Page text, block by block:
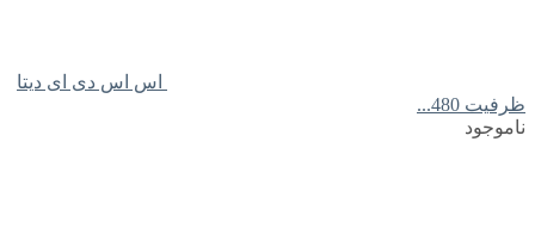
اس اس دی ای دیتا
ظرفیت 480...
ناموجود